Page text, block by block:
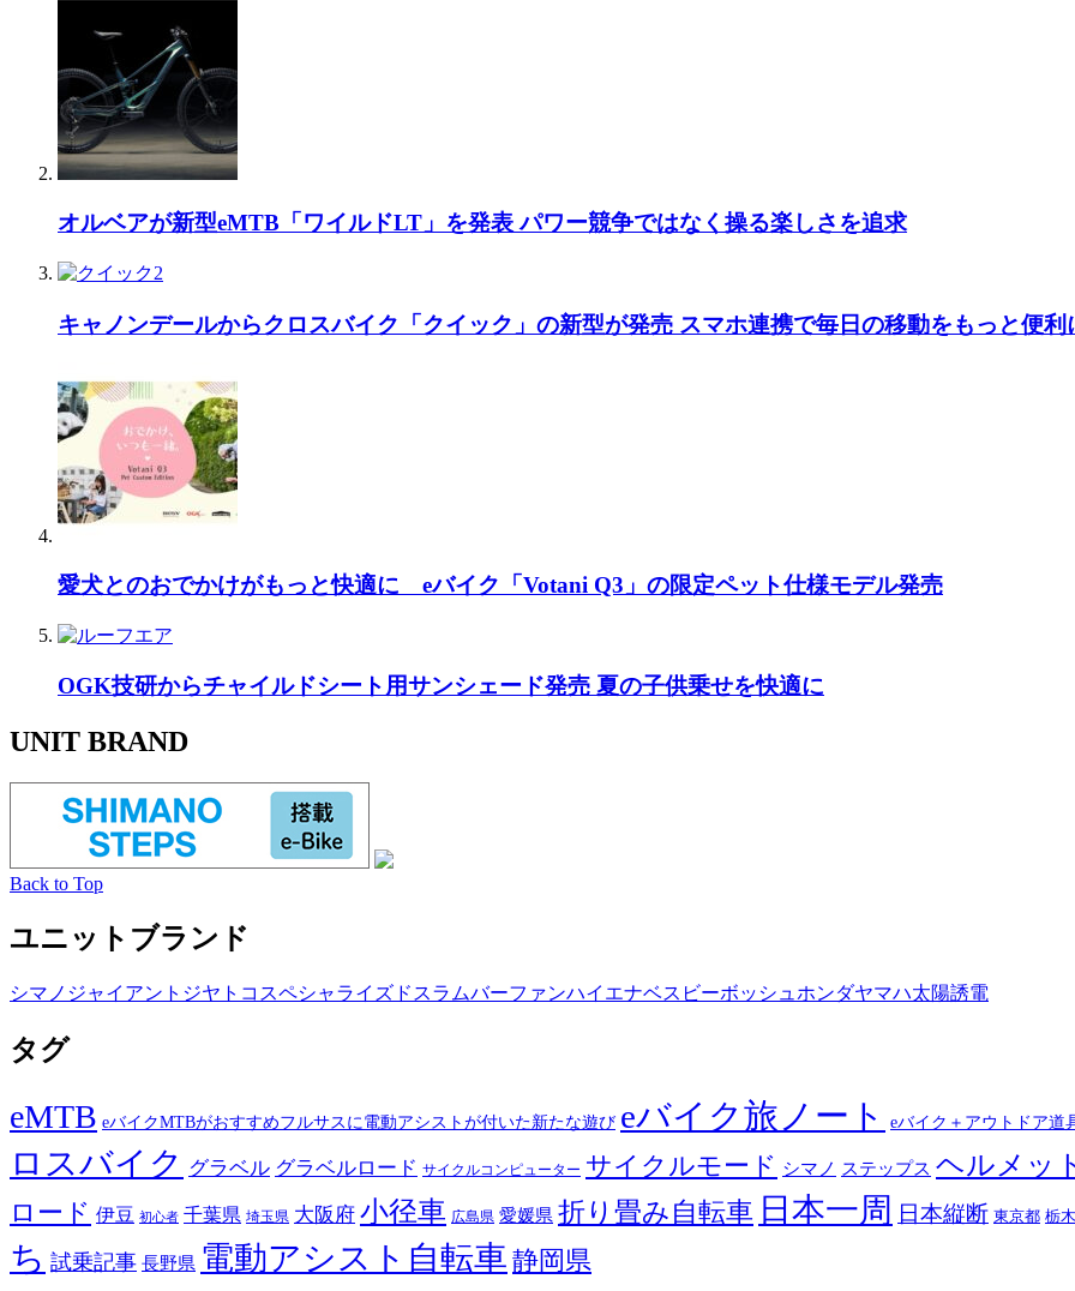
オルベアが新型eMTB「ワイルドLT」を発表 パワー競争ではなく操る楽しさを追求
キャノンデールからクロスバイク「クイック」の新型が発売 スマホ連携で毎日の移動をもっと便利
愛犬とのおでかけがもっと快適に eバイク「Votani Q3」の限定ペット仕様モデル発売
OGK技研からチャイルドシート用サンシェード発売 夏の子供乗せを快適に
UNIT BRAND
Back to Top
ユニットブランド
シマノ ジャイアント ジヤトコ スペシャライズド スラムバーファンハイエナベスビーボッシュ ホンダヤマハ太陽誘電
タグ
eMTB eバイクMTBがおすすめフルサスに電動アシストが付いた新たな遊び eバイク旅ノート eバイク＋アウトドア道
ロスバイク グラベル グラベルロード サイクルコンピューター サイクルモード シマノ ステップス ヘルメッ
ロード 伊豆 初心者 千葉県 埼玉県 大阪府 小径車 広島県 愛媛県 折り畳み自転車 日本一周 日本縦断 東京都 栃
ち 試乗記事 長野県 電動アシスト自転車 静岡県